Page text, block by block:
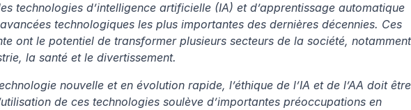
technologies d’intelligence artificielle (IA) et d’apprentissage automatique
technologiques les plus importantes des dernières décennies. Ces
ont le potentiel de transformer plusieurs secteurs de la société, notamment
la santé et le divertissement.
nouvelle et en évolution rapide, l’éthique de l’IA et de l’AA doit être
de ces technologies soulève d’importantes préoccupations en